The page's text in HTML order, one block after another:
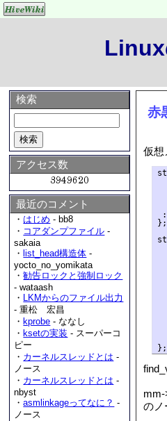
Linux
赤
仮想
:
};
のノ
検索
アクセス数
最近のコメント
・ はじめ - bb8
・ コアダンプファイル -
sakaia
・ list_head構造体 -
yocto_no_yomikata
・勧告ロックと強制ロック
- wataash
・ LKMからのファイル出力
- 重松 宏昌
・ kprobe - ななし
・ ksetの実装 - スーパーコ
ピー
・ カーネルスレッドとは -
ノース
・ カーネルスレッドとは -
nbyst
・asmlinkageってなに？ -
ノース